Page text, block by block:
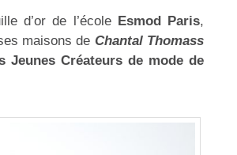
d’or de l’école Esmod Paris,
maisons de Chantal Thomass
Jeunes Créateurs de mode de